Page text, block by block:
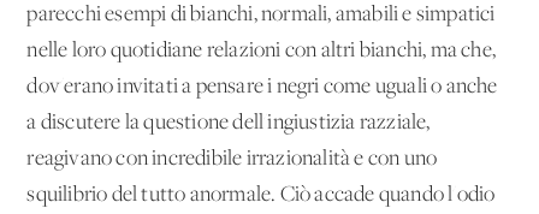
parecchi esempi di bianchi, normali, amabili e simpatici
nelle loro quotidiane relazioni con altri bianchi, ma che,
dov'erano invitati a pensare i negri come uguali o anche
a discutere la questione dell'ingiustizia razziale,
reagivano con incredibile irrazionalità e con uno
squilibrio del tutto anormale. Ciò accade quando l'odio